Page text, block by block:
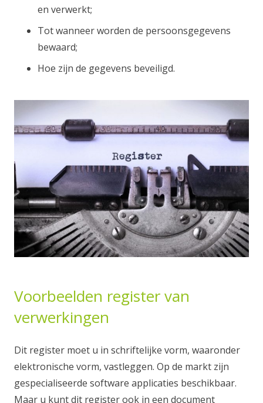
en verwerkt;
Tot wanneer worden de persoonsgegevens
bewaard;
Hoe zijn de gegevens beveiligd.
Voorbeelden register van
verwerkingen
Dit register moet u in schriftelijke vorm, waaronder
elektronische vorm, vastleggen. Op de markt zijn
gespecialiseerde software applicaties beschikbaar.
Maar u kunt dit register ook in een document